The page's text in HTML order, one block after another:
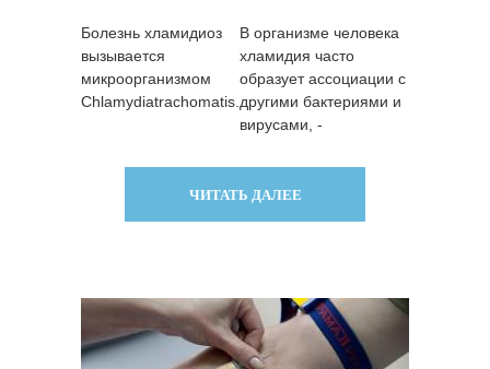
Болезнь хламидиоз
вызывается
микроорганизмом
Chlamydiatrachomatis.
В организме человека
хламидия часто
образует ассоциации с
другими бактериями и
вирусами, -
уреаплазмой,
гарднереллой,
ЧИТАТЬ ДАЛЕЕ